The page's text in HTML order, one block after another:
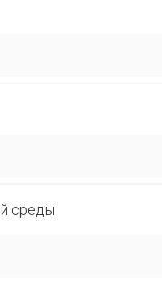
среды